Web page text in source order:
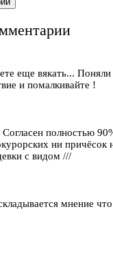
еще вякать...
и помалкивайте !
Согласен полностью
ни причёсок
с видом ///
мнение